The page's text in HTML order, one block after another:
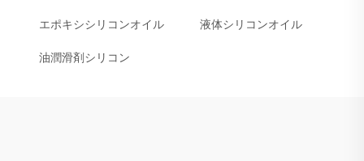
エポキシシリコンオイル 液体シリコンオイル
油潤滑剤シリコン